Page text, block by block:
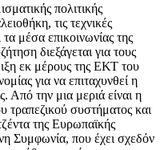
πολιτικής
τις τεχνικές
μέσα επικοινωνίας της
διεξάγεται για τους
εκ μέρους της ΕΚΤ του
για να επιταχυνθεί η
Από την μια μεριά είναι η
συστήματος και
της Ευρωπαϊκής
Συμφωνία, που έχει σχεδόν